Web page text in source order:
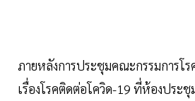
ภายหลังการประชุมคณะกรรมการโ
เรื่องโรคติดต่อโควิด-19 ที่ห้องประ